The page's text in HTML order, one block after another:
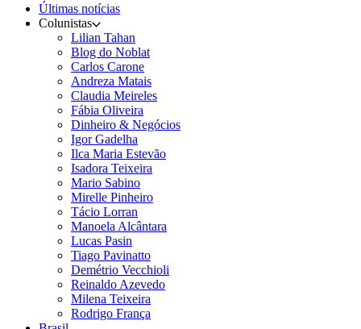
Últimas notícias
Colunistas
Lilian Tahan
Blog do Noblat
Carlos Carone
Andreza Matais
Claudia Meireles
Fábia Oliveira
Dinheiro & Negócios
Igor Gadelha
Ilca Maria Estevão
Isadora Teixeira
Mario Sabino
Mirelle Pinheiro
Tácio Lorran
Manoela Alcântara
Lucas Pasin
Tiago Pavinatto
Demétrio Vecchioli
Reinaldo Azevedo
Milena Teixeira
Rodrigo França